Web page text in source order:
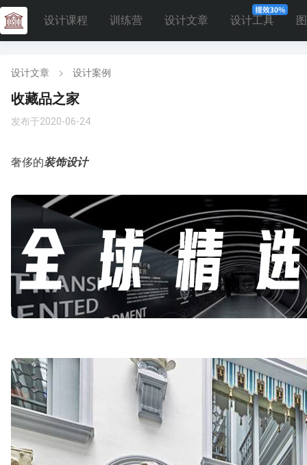
设计课程 训练营 设计文章 设计工具
设计文章 设计案例
收藏品之家
发布于2020-06-24
奢侈的装饰设计